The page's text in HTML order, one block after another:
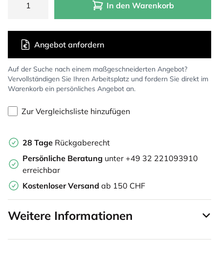
In den Warenkorb
Auf der Suche nach einem maßgeschneiderten Angebot?
Vervollständigen Sie Ihren Arbeitsplatz und fordern Sie direkt im
Warenkorb ein persönliches Angebot an.
Angebot anfordern
Zur Vergleichsliste hinzufügen
28 Tage Rückgaberecht
Persönliche Beratung unter +49 32 221093910
erreichbar
Kostenloser Versand ab 150 CHF
Weitere Informationen